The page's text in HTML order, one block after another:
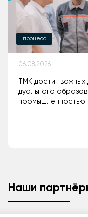
процесс
06.08.2026
ТМК достиг
дуального
промышленностью
Наши